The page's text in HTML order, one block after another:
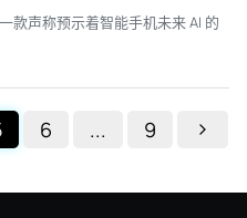
款声称预示着智能手机未来 AI 的
6 ... 9